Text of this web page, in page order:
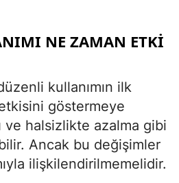
NE ZAMAN ETKI
kullanımın ilk
göstermeye
ve halsizlikte azalma gibi
Ancak bu değişimler
ilişkilendirilmemelidir.